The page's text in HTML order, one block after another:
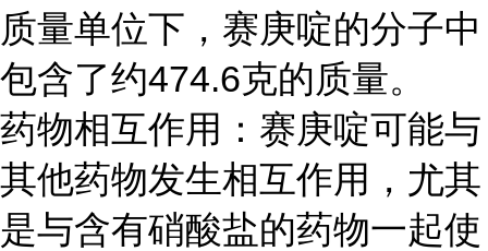
质量单位下，赛庚啶的分子中
包含了约474.6克的质量。
药物相互作用：赛庚啶可能与
其他药物发生相互作用，尤其
是与含有硝酸盐的药物一起使